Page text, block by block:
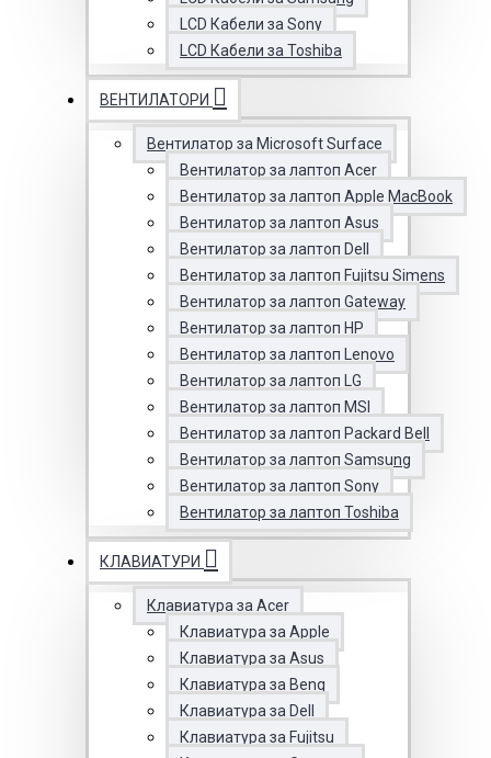
LCD Кабели за Sony
LCD Кабели за Toshiba
ВЕНТИЛАТОРИ
Вентилатор за Microsoft Surface
Вентилатор за лаптоп Acer
Вентилатор за лаптоп Apple MacBook
Вентилатор за лаптоп Asus
Вентилатор за лаптоп Dell
Вентилатор за лаптоп Fujitsu Simens
Вентилатор за лаптоп Gateway
Вентилатор за лаптоп HP
Вентилатор за лаптоп Lenovo
Вентилатор за лаптоп LG
Вентилатор за лаптоп MSI
Вентилатор за лаптоп Packard Bell
Вентилатор за лаптоп Samsung
Вентилатор за лаптоп Sony
Вентилатор за лаптоп Toshiba
КЛАВИАТУРИ
Клавиатура за Acer
Клавиатура за Apple
Клавиатура за Asus
Клавиатура за Benq
Клавиатура за Dell
Клавиатура за Fujitsu